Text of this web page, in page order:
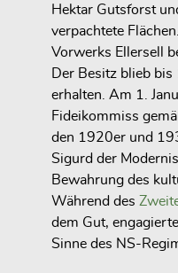
Hektar Gutsforst
verpachtete
Vorwerks Ellersell
Der Besitz blieb
erhalten. Am 1.
Fideikommiss
den 1920er und
Sigurd der
Bewahrung des
Während des
dem Gut,
Sinne des NS-